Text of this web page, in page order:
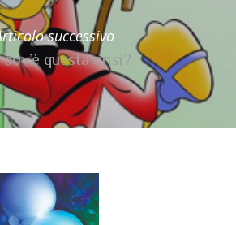
successivo
questa crisi?